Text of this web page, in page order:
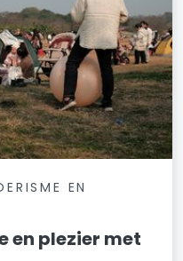
EN
en plezier met